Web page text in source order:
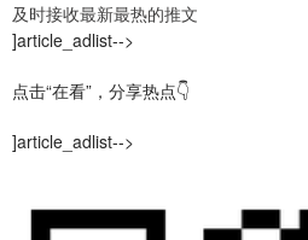
及时接收最新最热的推文
]article_adlist-->
点击“在看”，分享热点👇
]article_adlist-->